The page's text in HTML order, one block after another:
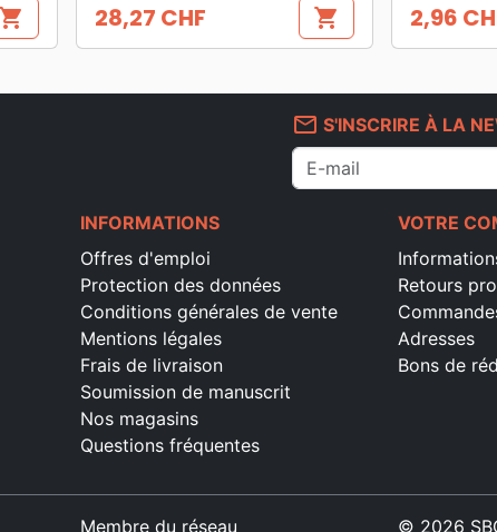
shopping_cart Prix
28,27 CHF shopping_cart Prix
2,96
mail_outline S'INSCRIRE À LA
INFORMATIONS
Offres d'emploi
Protection des données
Conditions générales de vente
Mentions légales
Frais de livraison
Soumission de manuscrit
Nos magasins
Questions fréquentes
VOTRE
Retours
Adresses
Bons de
Membre du réseau © 2026